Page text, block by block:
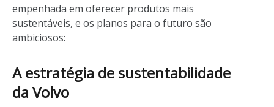
empenhada em oferecer produtos mais
sustentáveis, e os planos para o futuro são
ambiciosos:
A estratégia de sustentabilidade
da Volvo